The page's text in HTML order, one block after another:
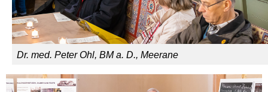
Dr. med. Peter Ohl, BM a. D., Meerane